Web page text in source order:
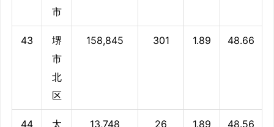
市
43
堺
市
北
区
158,845 301 1.89 48.66
44
太
13,748 26 1.89 48.56